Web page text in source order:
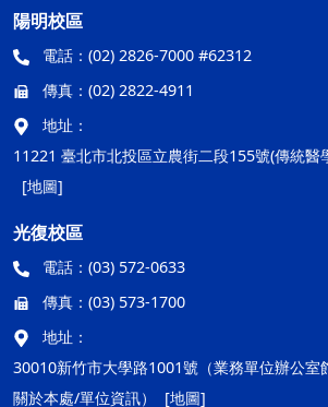
陽明校區
電話： (02) 2826-7000 #62312
傳真： (02) 2822-4911
地址：
11221 臺北市北投區立農街二段155號(傳統醫
[地圖]
光復校區
電話： (03) 572-0633
傳真： (03) 573-1700
地址：
30010新竹市大學路1001號（業務單位辦公室
關於本處/單位資訊）
[地圖]